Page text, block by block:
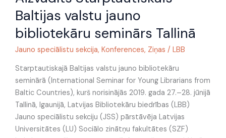
Baltijas valstu jauno
bibliotekāru seminārs Tallinā
Jauno speciālistu sekcija, Konferences, Ziņas / LBB
Starptautiskajā Baltijas valstu jauno bibliotekāru
seminārā (International Seminar for Young Librarians from
Baltic Countries), kurš norisinājās 2019. gada 27.–28. jūnijā
Tallinā, Igaunijā, Latvijas Bibliotekāru biedrības (LBB)
Jauno speciālistu sekciju (JSS) pārstāvēja Latvijas
Universitātes (LU) Sociālo zinātņu fakultātes (SZF)
valstu
jauno
seminārs
Tallinā